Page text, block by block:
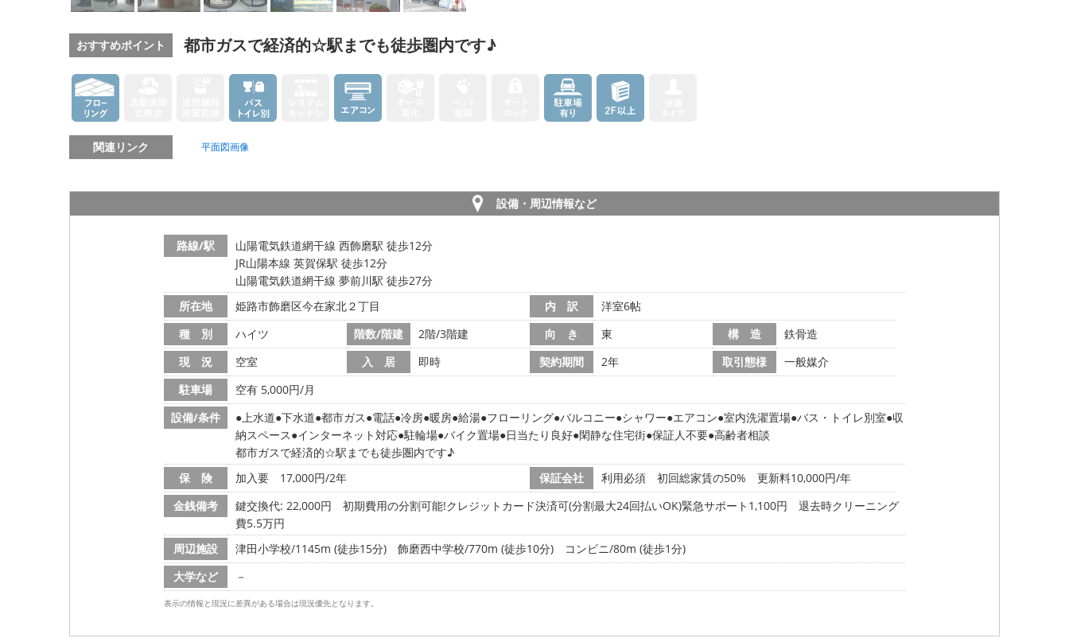
おすすめポイント 都市ガスで経済的☆駅までも徒歩圏内です♪
関連リンク 平面図画像
設備・周辺情報など
路線/駅
山陽電気鉄道網干線 西飾磨駅 徒歩12分
JR山陽本線 英賀保駅 徒歩12分
山陽電気鉄道網干線 夢前川駅 徒歩27分
所在地
姫路市飾磨区今在家北２丁目 内 訳
洋室6帖
種 別
ハイツ 階数/階建 2階/3階建 向 き 東 構 造
鉄骨造
現 況
空室 入 居 即時 契約期間 2年 取引態様
一般媒介
駐車場
空有 5,000円/月
設備/条件
上水道 下水道 都市ガス 電話 冷房 暖房 給湯 フローリング バルコニー シャワー エアコン 室内洗濯置場 バス・トイレ別室 収
納スペース インターネット対応 駐輪場 バイク置場 日当たり良好 閑静な住宅街 保証人不要 高齢者相談
都市ガスで経済的☆駅までも徒歩圏内です♪
保 険
加入要 17,000円/2年 保証会社
利用必須 初回総家賃の50% 更新料10,000円/年
金銭備考
鍵交換代: 22,000円
初期費用の分割可能!クレジットカード決済可(分割最大24回払いOK)緊急サポート1,100円 退去時クリーニング
費5.5万円
周辺施設
津田小学校/1145m (徒歩15分) 飾磨西中学校/770m (徒歩10分)
コンビニ/80m (徒歩1分)
大学など
－
表示の情報と現況に差異がある場合は現況優先となります。